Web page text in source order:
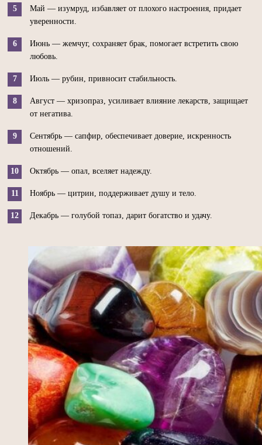
Май — изумруд, избавляет от плохого настроения, придает
уверенности.
Июнь — жемчуг, сохраняет брак, помогает встретить свою
любовь.
Июль — рубин, привносит стабильность.
Август — хризопраз, усиливает влияние лекарств, защищает
от негатива.
Сентябрь — сапфир, обеспечивает доверие, искренность
отношений.
Октябрь — опал, вселяет надежду.
Ноябрь — цитрин, поддерживает душу и тело.
Декабрь — голубой топаз, дарит богатство и удачу.